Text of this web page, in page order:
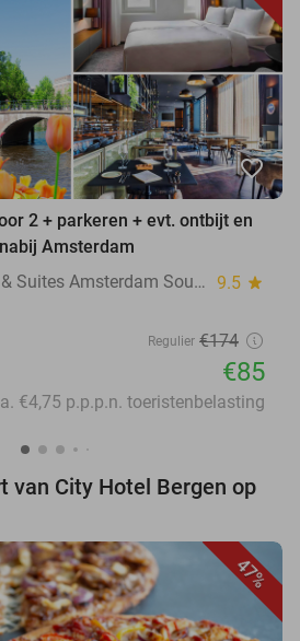
favorite_border
2 + parkeren + evt. ontbijt en
Amsterdam
Radisson Hotel & Suites Amsterdam South 9.5 star
Regulier €174
€85
€4,75 p.p.p.n. toeristenbelasting
van City Hotel Bergen op
47%